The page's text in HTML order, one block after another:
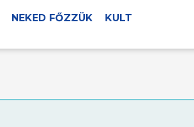
NEKED FŐZZÜK
KULT